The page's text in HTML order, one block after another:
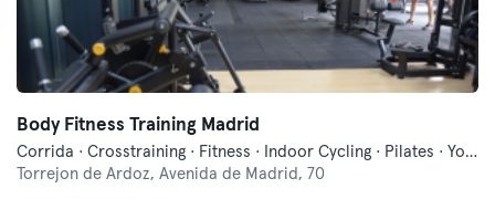
Body Fitness Training Madrid
Corrida · Crosstraining · Fitness · Indoor Cycling · Pilates · Yoga
Torrejon de Ardoz, Avenida de Madrid, 70